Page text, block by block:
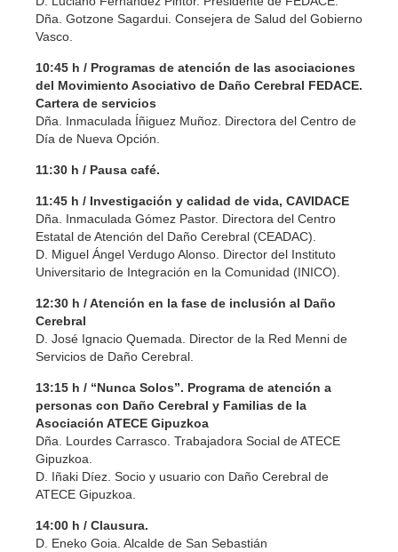
Dña. Gotzone Sagardui. Consejera de Salud del Gobierno
Vasco.
10:45 h / Programas de atención de las asociaciones
del Movimiento Asociativo de Daño Cerebral FEDACE.
Cartera de servicios
Dña. Inmaculada Íñiguez Muñoz. Directora del Centro de
Día de Nueva Opción.
11:30 h / Pausa café.
11:45 h / Investigación y calidad de vida, CAVIDACE
Dña. Inmaculada Gómez Pastor. Directora del Centro
Estatal de Atención del Daño Cerebral (CEADAC).
D. Miguel Ángel Verdugo Alonso. Director del Instituto
Universitario de Integración en la Comunidad (INICO).
12:30 h / Atención en la fase de inclusión al Daño
Cerebral
D. José Ignacio Quemada. Director de la Red Menni de
Servicios de Daño Cerebral.
13:15 h / “Nunca Solos”. Programa de atención a
personas con Daño Cerebral y Familias de la
Asociación ATECE Gipuzkoa
Dña. Lourdes Carrasco. Trabajadora Social de ATECE
Gipuzkoa.
D. Iñaki Díez. Socio y usuario con Daño Cerebral de
ATECE Gipuzkoa.
14:00 h / Clausura.
D. Eneko Goia. Alcalde de San Sebastián